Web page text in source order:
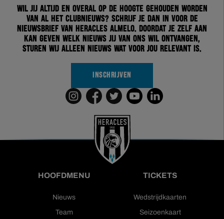
Wil jij altijd en overal op de hoogte gehouden worden
van al het clubnieuws? Schrijf je dan in voor de
nieuwsbrief van Heracles Almelo. Doordat je zelf aan
kan geven welk nieuws jij van ons wil ontvangen,
sturen wij alleen nieuws wat voor jou relevant is.
INSCHRIJVEN
HOOFDMENU
Nieuws
Team
TICKETS
Wedstrijdkaarten
Seizoenkaart